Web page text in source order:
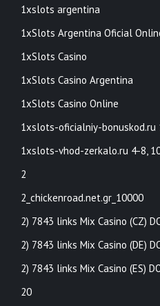
1xslots argentina
1xSlots Argentina Oficial
1xSlots Casino
1xSlots Casino Argentina
1xSlots Casino Online
1xslots-oficialniy-bonuskod.ru
1xslots-vhod-zerkalo.ru 4-8,
2
2_chickenroad.net.gr_10000
2) 7843 links Mix Casino (CZ)
2) 7843 links Mix Casino (DE)
2) 7843 links Mix Casino (ES)
20